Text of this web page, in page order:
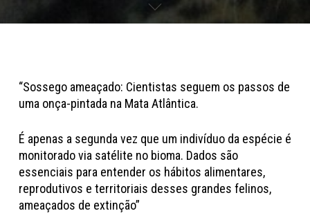
“Sossego ameaçado: Cientistas seguem os passos de
uma onça-pintada na Mata Atlântica.
É apenas a segunda vez que um indivíduo da espécie é
monitorado via satélite no bioma. Dados são
essenciais para entender os hábitos alimentares,
reprodutivos e territoriais desses grandes felinos,
ameaçados de extinção”